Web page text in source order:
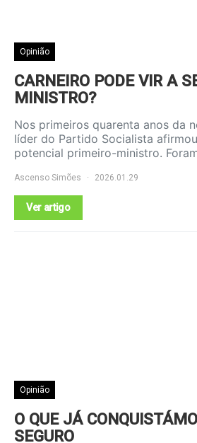
Opinião
CARNEIRO PODE VIR A
MINISTRO?
Nos primeiros quarenta anos da
líder do Partido Socialista
potencial primeiro-ministro.
Ascenso Simões 2026.01.29
Ver artigo
Opinião
O QUE JÁ
SEGURO